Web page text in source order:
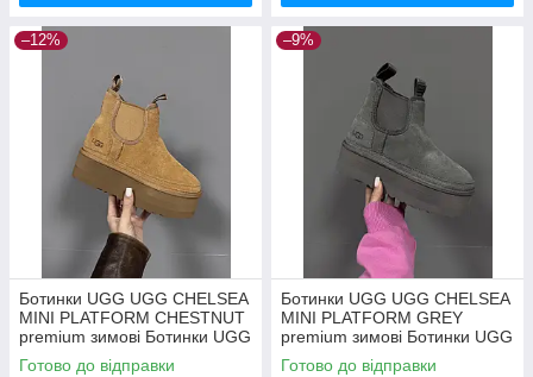
–12%
Ботинки UGG UGG CHELSEA
MINI PLATFORM CHESTNUT
premium зимові Ботинки UGG
39
Готово до відправки
–9%
Ботинки UGG UGG CHELSEA
MINI PLATFORM GREY
premium зимові Ботинки UGG
Готово до відправки